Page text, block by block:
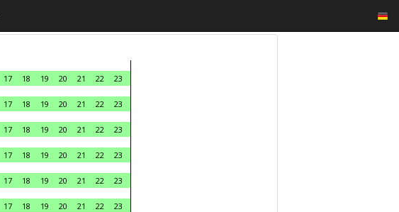
17 18 19 20 21 22
23
17 18 19 20 21 22
23
17 18 19 20 21 22
23
17 18 19 20 21 22
23
17 18 19 20 21 22
23
17 18 19 20 21 22
23